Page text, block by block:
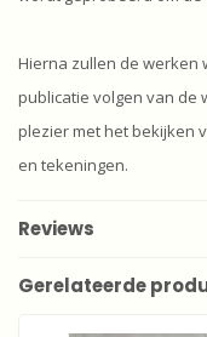
Hierna zullen de werken
publicatie volgen van de
plezier met het bekijken
en tekeningen.
Reviews
Gerelateerde